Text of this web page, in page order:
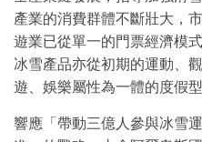
產業的消費群體不斷壯大，
遊業已從單一的門票經濟模
冰雪產品亦從初期的運動、
遊、娛樂屬性為一體的度假型
響應「帶動三億人參與冰雪